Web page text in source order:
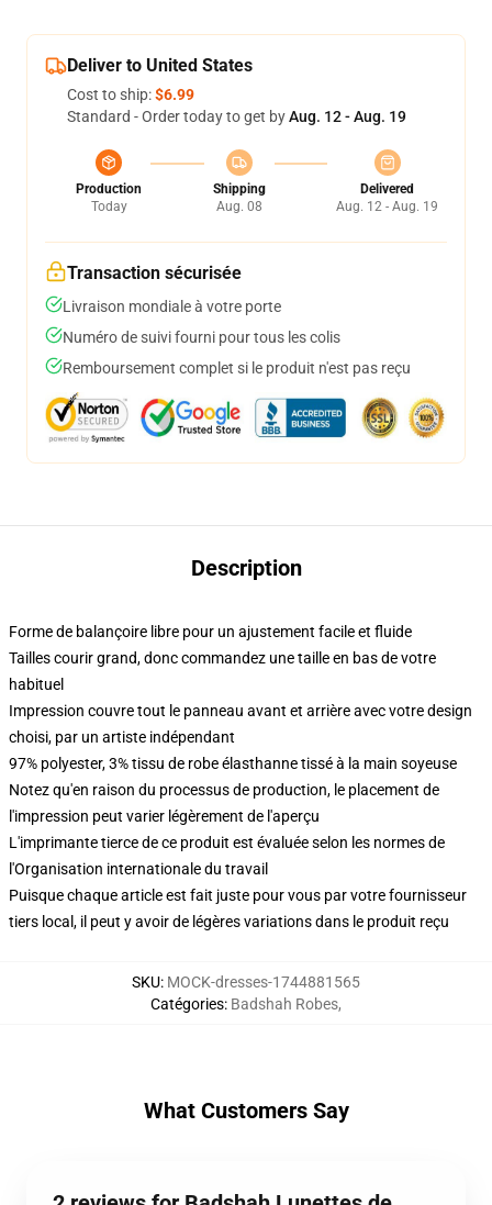
Deliver to United States
Cost to ship:$6.99
Standard - Order today to get byAug. 12 - Aug. 19
Production
Today
Shipping
Aug. 08
Delivered
Aug. 12 - Aug. 19
Transaction sécurisée
Livraison mondiale à votre porte
Numéro de suivi fourni pour tous les colis
Remboursement complet si le produit n'est pas reçu
Description
Forme de balançoire libre pour un ajustement facile et fluide
Tailles courir grand, donc commandez une taille en bas de votre
habituel
Impression couvre tout le panneau avant et arrière avec votre design
choisi, par un artiste indépendant
97% polyester, 3% tissu de robe élasthanne tissé à la main soyeuse
Notez qu'en raison du processus de production, le placement de
l'impression peut varier légèrement de l'aperçu
L'imprimante tierce de ce produit est évaluée selon les normes de
l'Organisation internationale du travail
Puisque chaque article est fait juste pour vous par votre fournisseur
tiers local, il peut y avoir de légères variations dans le produit reçu
SKU: MOCK-dresses-1744881565
Catégories: Badshah Robes,
What Customers Say